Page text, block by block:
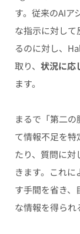
す。従来のAIア
な指示に対して
るのに対し、
取り、 状況に応
ます。
まるで「第二
て情報不足を特
たり、質問に対
きます。これ
す手間を省き
な情報を得られ